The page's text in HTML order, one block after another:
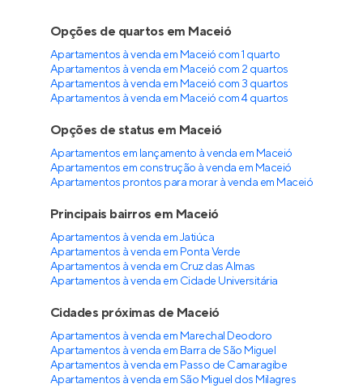
Opções de quartos em Maceió
Apartamentos à venda em Maceió com 1 quarto
Apartamentos à venda em Maceió com 2 quartos
Apartamentos à venda em Maceió com 3 quartos
Apartamentos à venda em Maceió com 4 quartos
Opções de status em Maceió
Apartamentos em lançamento à venda em Maceió
Apartamentos em construção à venda em Maceió
Apartamentos prontos para morar à venda em Maceió
Principais bairros em Maceió
Apartamentos à venda em Jatiúca
Apartamentos à venda em Ponta Verde
Apartamentos à venda em Cruz das Almas
Apartamentos à venda em Cidade Universitária
Cidades próximas de Maceió
Apartamentos à venda em Marechal Deodoro
Apartamentos à venda em Barra de São Miguel
Apartamentos à venda em Passo de Camaragibe
Apartamentos à venda em São Miguel dos Milagres